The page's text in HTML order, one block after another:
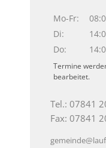
Mo-Fr:
Di:
Do:
Termine
bearbeitet.
Tel.: 07841
Fax: 07841